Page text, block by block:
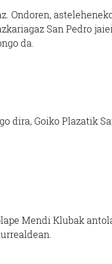
Ondoren,
San Pedro jaiei
da.
dira, Goiko Plazatik
Mendi Klubak